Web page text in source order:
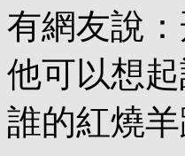
有網友說
他可以想
誰的紅燒